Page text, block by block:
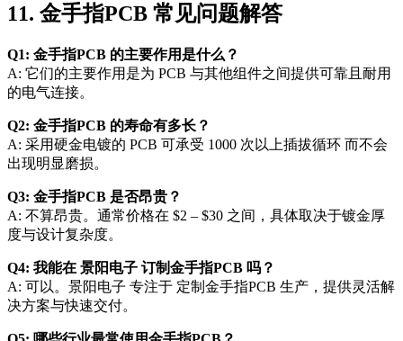
11. 金手指PCB 常见问题解答
Q1: 金手指PCB 的主要作用是什么？
A: 它们的主要作用是为 PCB 与其他组件之间提供可靠且耐用
的电气连接。
Q2: 金手指PCB 的寿命有多长？
A: 采用硬金电镀的 PCB 可承受 1000 次以上插拔循环 而不会
出现明显磨损。
Q3: 金手指PCB 是否昂贵？
A: 不算昂贵。通常价格在 $2 – $30 之间，具体取决于镀金厚
度与设计复杂度。
Q4: 我能在 景阳电子 订制金手指PCB 吗？
A: 可以。景阳电子 专注于 定制金手指PCB 生产，提供灵活解
决方案与快速交付。